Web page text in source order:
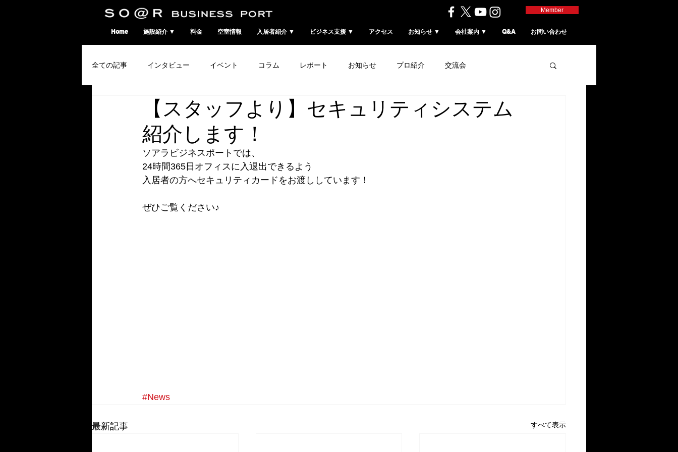
SO@Rビジネスポート｜広島市のシェアオフィス・コワーキングスペース Member
Home 施設紹介 ▼ 料金 空室情報 入居者紹介 ▼ ビジネス支援 ▼ アクセス お知らせ ▼ 会社案内 ▼ Q&A お問い合わせ
全ての記事 インタビュー イベント コラム レポート お知らせ プロ紹介 交流会
コワーキングウィーク【スタッフより】セキュリティシステム
紹介します！
ソアラビジネスポートでは、
24時間365日オフィスに入退出できるよう
入居者の方へセキュリティカードをお渡ししています！
ぜひご覧ください♪
#News
最新記事 すべて表示